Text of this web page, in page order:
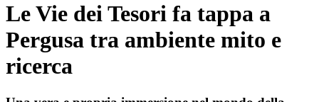
Le Vie dei Tesori fa tappa a
Pergusa tra ambiente mito e
ricerca